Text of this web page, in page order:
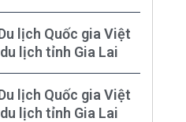
lịch Quốc gia Việt
lịch tỉnh Gia Lai
lịch Quốc gia Việt
lịch tỉnh Gia Lai